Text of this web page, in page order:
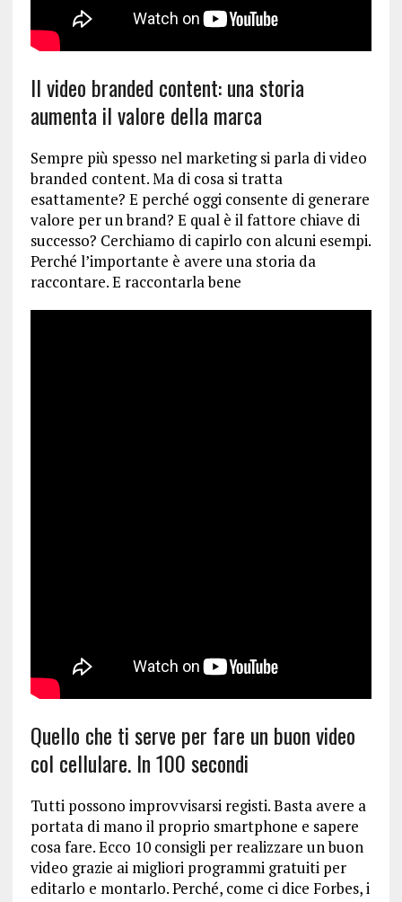
Il video branded content: una storia
aumenta il valore della marca
Sempre più spesso nel marketing si parla di video
branded content. Ma di cosa si tratta
esattamente? E perché oggi consente di generare
valore per un brand? E qual è il fattore chiave di
successo? Cerchiamo di capirlo con alcuni esempi.
Perché l’importante è avere una storia da
raccontare. E raccontarla bene
Quello che ti serve per fare un buon video
col cellulare. In 100 secondi
Tutti possono improvvisarsi registi. Basta avere a
portata di mano il proprio smartphone e sapere
cosa fare. Ecco 10 consigli per realizzare un buon
video grazie ai migliori programmi gratuiti per
editarlo e montarlo. Perché, come ci dice Forbes, i